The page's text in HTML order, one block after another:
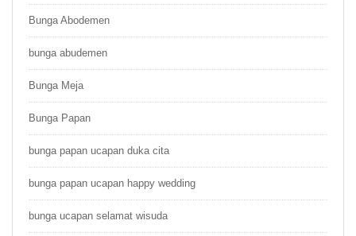
Bunga Abodemen
bunga abudemen
Bunga Meja
Bunga Papan
bunga papan ucapan duka cita
bunga papan ucapan happy wedding
bunga ucapan selamat wisuda